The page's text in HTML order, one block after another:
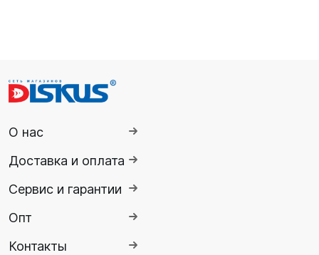
О нас
Доставка и оплата
Сервис и гарантии
Опт
Контакты